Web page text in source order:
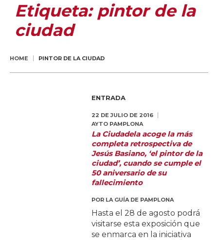
Etiqueta: pintor de la
ciudad
HOME PINTOR DE LA CIUDAD
ENTRADA
22 DE JULIO DE 2016
AYTO PAMPLONA
La Ciudadela acoge la más
completa retrospectiva de
Jesús Basiano, ‘el pintor de la
ciudad’, cuando se cumple el
50 aniversario de su
fallecimiento
POR LA GUÍA DE PAMPLONA
Hasta el 28 de agosto podrá
visitarse esta exposición que
se enmarca en la iniciativa